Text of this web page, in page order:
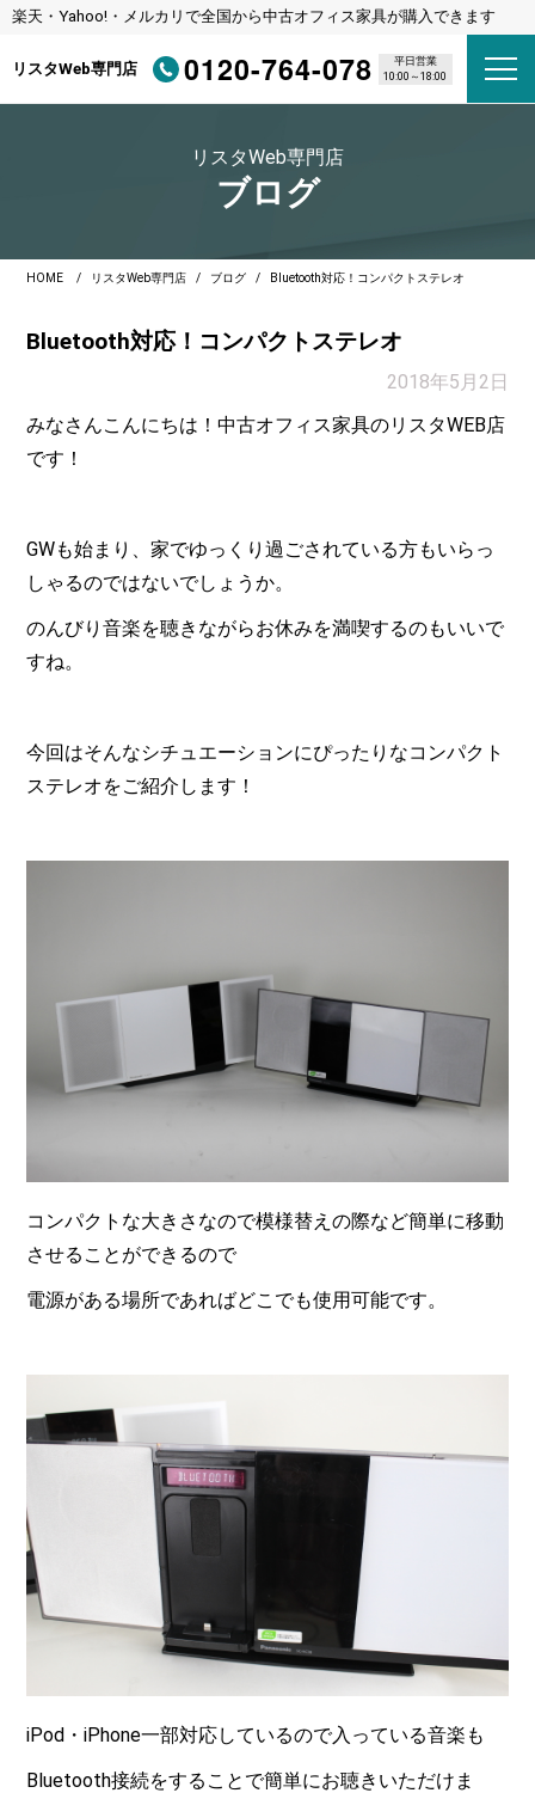
楽天・Yahoo!・メルカリで全国から中古オフィス家具が購入できます
リスタWeb専門店 0120-764-078
平日営業
10:00～18:00
リスタWeb専門店
ブログ
HOME リスタWeb専門店 ブログ Bluetooth対応！コンパクトステレオ
Bluetooth対応！コンパクトステレオ
2018年5月2日
みなさんこんにちは！中古オフィス家具のリスタWEB店
です！
GWも始まり、家でゆっくり過ごされている方もいらっ
しゃるのではないでしょうか。
のんびり音楽を聴きながらお休みを満喫するのもいいで
すね。
今回はそんなシチュエーションにぴったりなコンパクト
ステレオをご紹介します！
コンパクトな大きさなので模様替えの際など簡単に移動
させることができるので
電源がある場所であればどこでも使用可能です。
iPod・iPhone一部対応しているので入っている音楽も
Bluetooth接続をすることで簡単にお聴きいただけま